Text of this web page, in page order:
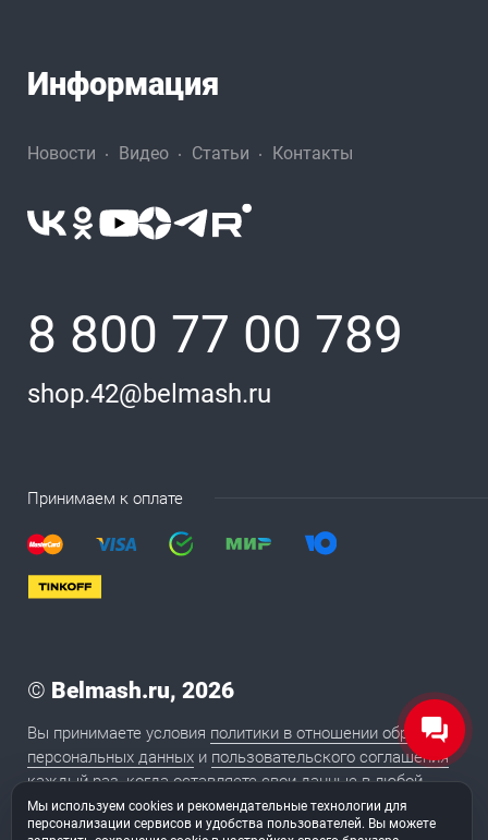
Информация
Новости Видео Статьи Контакты
8 800 77 00 789
shop.42@belmash.ru
Принимаем к оплате
© Belmash.ru, 2026
Вы принимаете условия политики в отношении обработки
персональных данных и пользовательского соглашения
каждый раз, когда оставляете свои данные в любой
форме обратной связи на сайте BELMASH.RU
Мы используем cookies и рекомендательные технологии для
персонализации сервисов и удобства пользователей. Вы можете